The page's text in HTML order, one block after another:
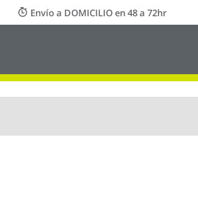
Envío a DOMICILIO en 48 a 72hr